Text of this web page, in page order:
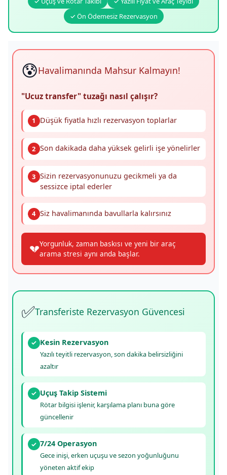
✓ Ön Ödemesiz Rezervasyon
😰Havalimanında Mahsur Kalmayın!
"Ucuz transfer" tuzağı nasıl çalışır?
1 Düşük fiyatla hızlı rezervasyon toplarlar
2 Son dakikada daha yüksek gelirli işe yönelirler
3 Sizin rezervasyonunuzu gecikmeli ya da
sessizce iptal ederler
4 Siz havalimanında bavullarla kalırsınız
💔Yorgunluk, zaman baskısı ve yeni bir araç
arama stresi aynı anda başlar.
✅Transferiste Rezervasyon Güvencesi
✓ Kesin Rezervasyon
Yazılı teyitli rezervasyon, son dakika belirsizliğini
azaltır
✓ Uçuş Takip Sistemi
Rötar bilgisi işlenir, karşılama planı buna göre
güncellenir
✓ 7/24 Operasyon
Gece inişi, erken uçuşu ve sezon yoğunluğunu
yöneten aktif ekip